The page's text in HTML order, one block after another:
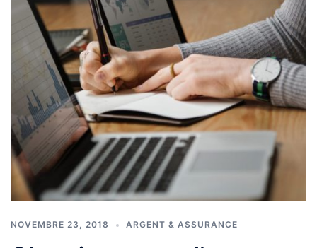
NOVEMBRE 23, 2018 ARGENT & ASSURANCE